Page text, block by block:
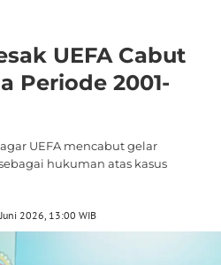
UEFA Cabut
Periode 2001-
UEFA mencabut gelar
hukuman atas kasus
2026, 13:00 WIB